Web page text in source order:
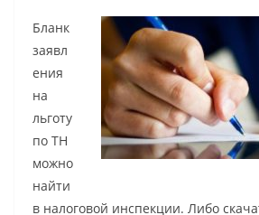
Бланк
заявл
ения
на
льготу
по ТН
можно
найти
в налоговой инспекции. Либо